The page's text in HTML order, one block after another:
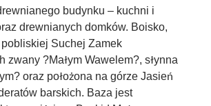
budynku – kuchni i
drewnianych domków. Boisko,
Suchej Zamek
zwany ?Małym Wawelem?, słynna
oraz położona na górze Jasień
barskich. Baza jest